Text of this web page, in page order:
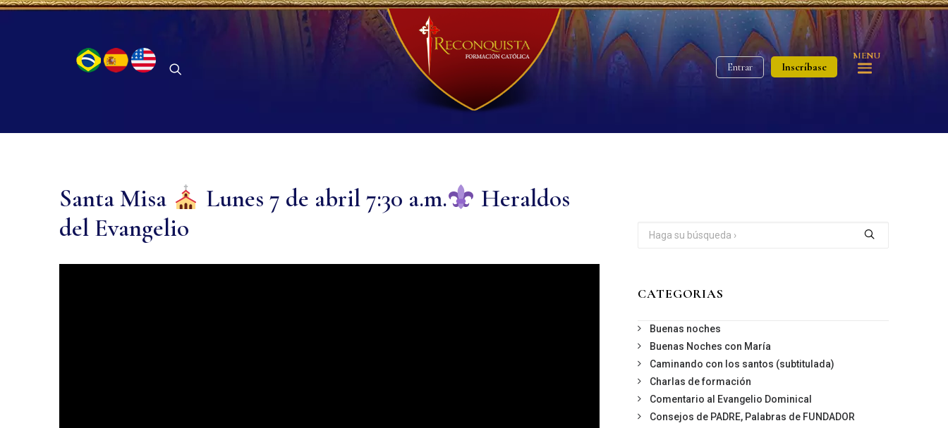
Entrar Inscríbase
MENU
Santa Misa Lunes 7 de abril 7:30 a.m.
Heraldos
del Evangelio
CATEGORIAS
Buenas noches
Buenas Noches con María
Caminando con los santos (subtitulada)
Charlas de formación
Comentario al Evangelio Dominical
Consejos de PADRE, Palabras de FUNDADOR